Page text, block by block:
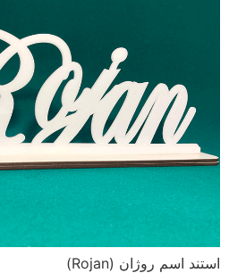
استند اسم روژان (Rojan)